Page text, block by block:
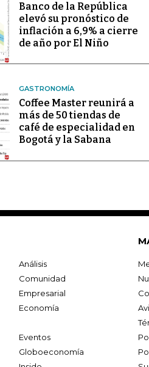
Banco de la República
elevó su pronóstico de
inflación a 6,9% a cierre
de año por El Niño
GASTRONOMÍA
Coffee Master reunirá a
más de 50 tiendas de
café de especialidad en
Bogotá y la Sabana
Análisis
Comunidad
Empresarial
Economía
Eventos
Globoeconomía